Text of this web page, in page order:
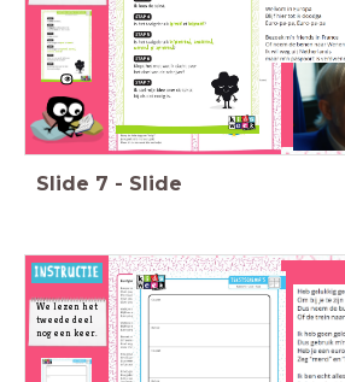
Slide 7 - Slide
We lezen het
tweede deel
nog een keer.